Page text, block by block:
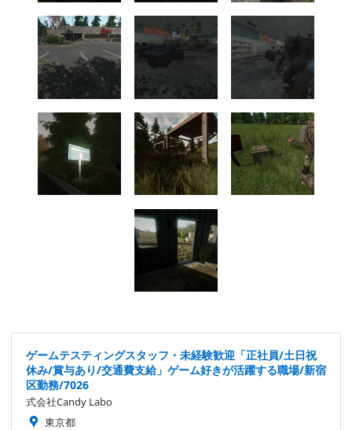
ゲームテスティングスタッフ・未経験歓迎「正社員/土日祝
休み/賞与あり/交通費支給」ゲーム好きが活躍する職場/新宿
区勤務/7026
式会社Candy Labo
東京都